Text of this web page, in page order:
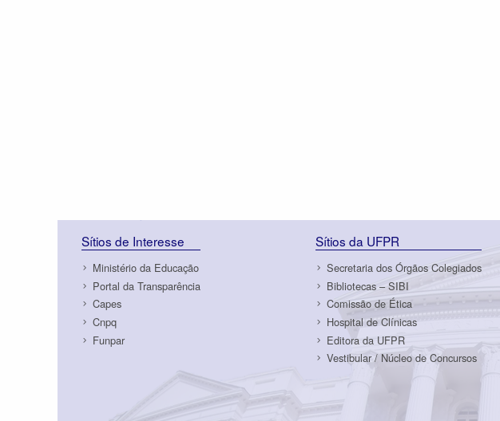
Sítios de Interesse
Ministério da Educação
Portal da Transparência
Capes
Cnpq
Funpar
Sítios da UFPR
Secretaria dos Órgãos Colegiados
Bibliotecas – SIBI
Comissão de Ética
Hospital de Clínicas
Editora da UFPR
Vestibular / Núcleo de Concursos